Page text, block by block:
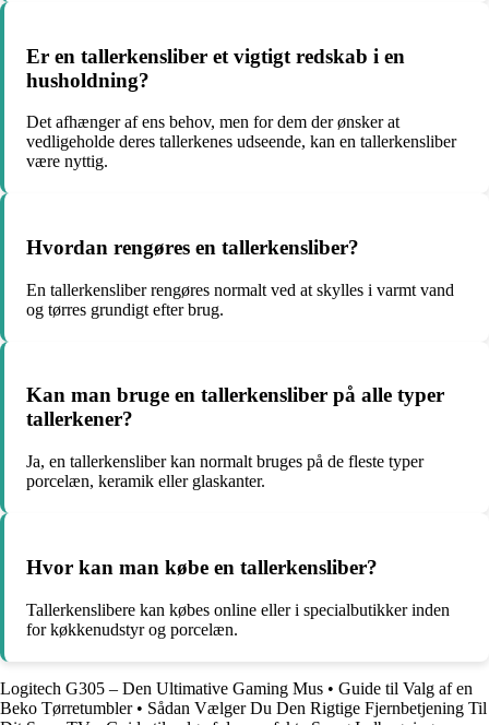
Er en tallerkensliber et vigtigt redskab i en
husholdning?
Det afhænger af ens behov, men for dem der ønsker at
vedligeholde deres tallerkenes udseende, kan en tallerkensliber
være nyttig.
Hvordan rengøres en tallerkensliber?
En tallerkensliber rengøres normalt ved at skylles i varmt vand
og tørres grundigt efter brug.
Kan man bruge en tallerkensliber på alle typer
tallerkener?
Ja, en tallerkensliber kan normalt bruges på de fleste typer
porcelæn, keramik eller glaskanter.
Hvor kan man købe en tallerkensliber?
Tallerkenslibere kan købes online eller i specialbutikker inden
for køkkenudstyr og porcelæn.
Logitech G305 – Den Ultimative Gaming Mus • Guide til Valg af en
Beko Tørretumbler• Sådan Vælger Du Den Rigtige Fjernbetjening Til